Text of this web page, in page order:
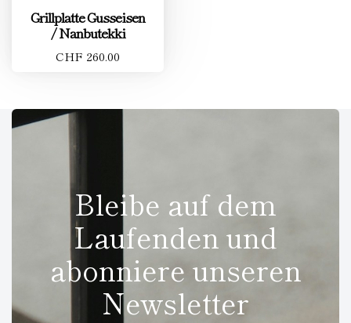
Grillplatte Gusseisen
/ Nanbutekki
CHF 260.00
Bleibe auf dem
Laufenden und
abonniere unseren
Newsletter